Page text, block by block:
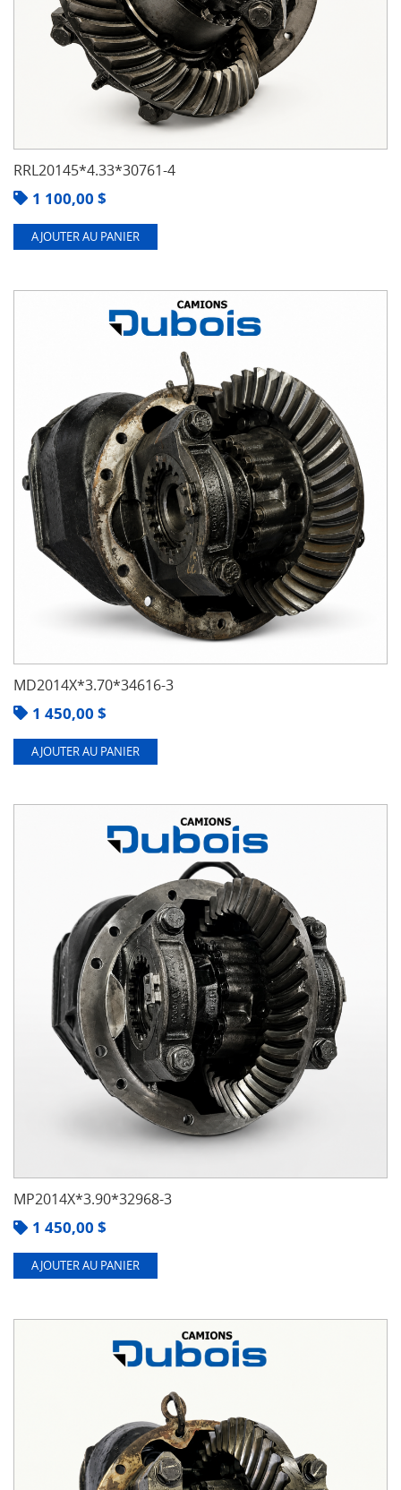
RRL20145*4.33*30761-4
1 100,00 $
AJOUTER AU PANIER
MD2014X*3.70*34616-3
1 450,00 $
AJOUTER AU PANIER
MP2014X*3.90*32968-3
1 450,00 $
AJOUTER AU PANIER